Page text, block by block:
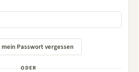
ODER